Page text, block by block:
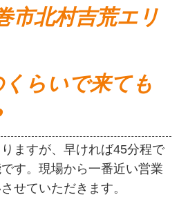
市北村吉荒エリ
らいで来ても
ますが、早ければ45分程で
す。現場から一番近い営業
せていただきます。